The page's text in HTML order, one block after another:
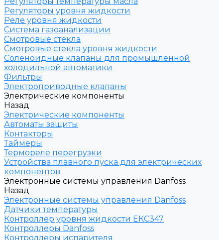
Регуляторы уровня жидкости
Реле уровня жидкости
Система газоанализации
Смотровые стекла
Смотровые стекла уровня жидкости
Соленоидные клапаны для промышленной
холодильной автоматики
Фильтры
Электроприводные клапаны
Электрические компоненты
Назад
Электрические компоненты
Автоматы защиты
Контакторы
Таймеры
Термореле перегрузки
Устройства плавного пуска для электрических
компонентов
Электронные системы управления Danfoss
Назад
Электронные системы управления Danfoss
Датчики температуры
Контроллер уровня жидкости ЕКС347
Контроллеры Danfoss
Контроллеры испарителя